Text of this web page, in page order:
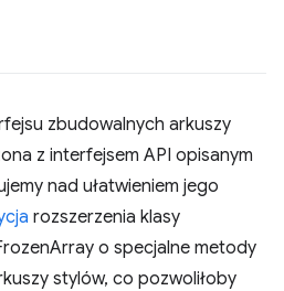
zbudowalnych arkuszy
z interfejsem API opisanym
nad ułatwieniem jego
rozszerzenia klasy
o specjalne metody
stylów, co pozwoliłoby